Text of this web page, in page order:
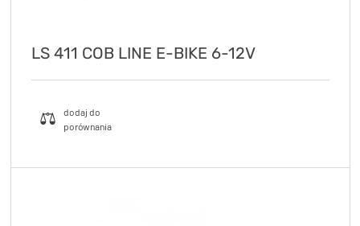
LS 411 COB LINE E-BIKE 6-12V